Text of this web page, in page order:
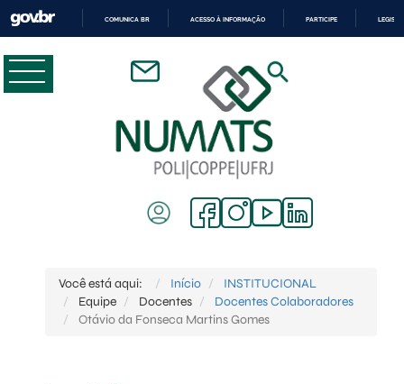
CONTEÚDO
COMUNICA BR ACESSO À INFORMAÇÃO PARTICIPE
Você está aqui: Início
INSTITUCIONAL
Equipe
Docentes
Docentes Colaboradores
Otávio da Fonseca Martins Gomes